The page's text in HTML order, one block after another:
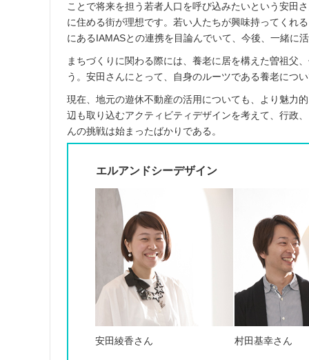
ことで将来を担う若者人口を呼び込みたいという安田
に住める街が理想です。若い人たちが興味持ってくれ
にあるIAMASとの連携を目論んでいて、今後、一緒に
まちづくりに関わる際には、養老に居を構えた曽祖父
う。安田さんにとって、自身のルーツである養老につ
現在、地元の遊休不動産の活用についても、より魅力
辺も取り込むアクティビティデザインを考えて、行政
んの挑戦は始まったばかりである。
エルアンドシーデザイン
安田綾香さん 村田基幸さん